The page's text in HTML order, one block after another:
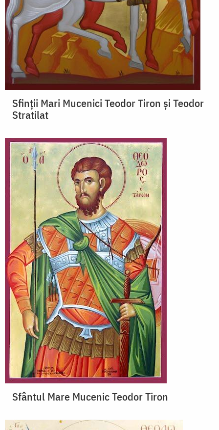
Sfinții Mari Mucenici Teodor Tiron și Teodor
Stratilat
Sfântul Mare Mucenic Teodor Tiron